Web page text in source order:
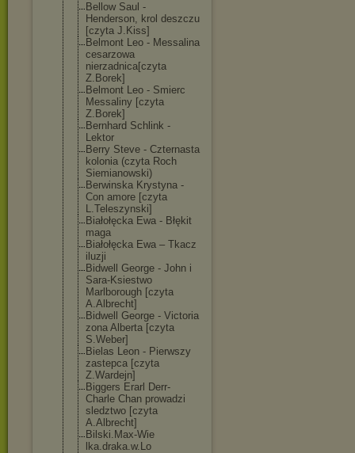
Bellow Saul -
Henderson, krol deszczu
[czyta J.Kiss]
Belmont Leo - Messalina
cesarzowa
nierzadnica[czyta
Z.Borek]
Belmont Leo - Smierc
Messaliny [czyta
Z.Borek]
Bernhard Schlink -
Lektor
Berry Steve - Czternasta
kolonia (czyta Roch
Siemianowski)
Berwinska Krystyna -
Con amore [czyta
L.Teleszynski]
Białołęcka Ewa - Błękit
maga
Białołęcka Ewa – Tkacz
iluzji
Bidwell George - John i
Sara-Ksiestwo
Marlborough [czyta
A.Albrecht]
Bidwell George - Victoria
zona Alberta [czyta
S.Weber]
Bielas Leon - Pierwszy
zastepca [czyta
Z.Wardejn]
Biggers Erarl Derr-
Charle Chan prowadzi
sledztwo [czyta
A.Albrecht]
Bilski.Max-Wie
lka.draka.w.Lo